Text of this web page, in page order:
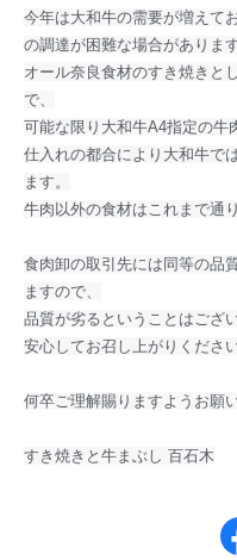
今年は大和牛の需要が増えて
の調達が困難な場合があります
オール奈良食材のすき焼きと
で、
可能な限り大和牛A4指定の牛
仕入れの都合により大和牛で
ます。
牛肉以外の食材はこれまで通
食肉卸の取引先には同等の品
ますので、
品質が劣るということはござ
安心してお召し上がりください
何卒ご理解賜りますようお願
すき焼きと牛まぶし 百石木